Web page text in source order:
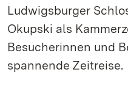
Ludwigsburger
Okupski als
Besucherinnen und
spannende Zeitreise.